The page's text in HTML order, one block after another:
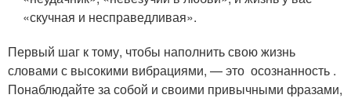
«скучная и несправедливая».
Первый шаг к тому, чтобы наполнить свою жизнь
словами с высокими вибрациями, — это осознанность .
Понаблюдайте за собой и своими привычными фразами,